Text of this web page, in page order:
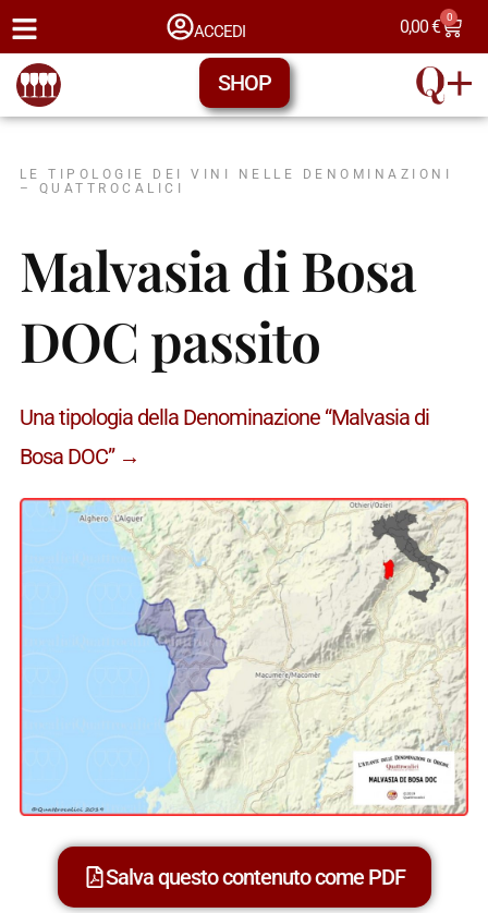
ACCEDI 0,00€ 0
SHOP
LE TIPOLOGIE DEI VINI NELLE DENOMINAZIONI
– QUATTROCALICI
Malvasia di Bosa
DOC passito
Una tipologia della Denominazione “Malvasia di
Bosa DOC” →
Salva questo contenuto come PDF